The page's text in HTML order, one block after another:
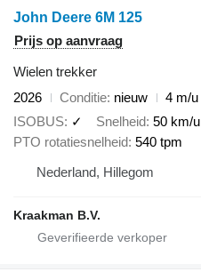
John Deere 6M 125
Prijs op aanvraag
Wielen trekker
2026
Conditie nieuw
4 m/u
ISOBUS ✓ Snelheid 50 km/u
PTO rotatiesnelheid 540 tpm
Nederland, Hillegom
Kraakman B.V.